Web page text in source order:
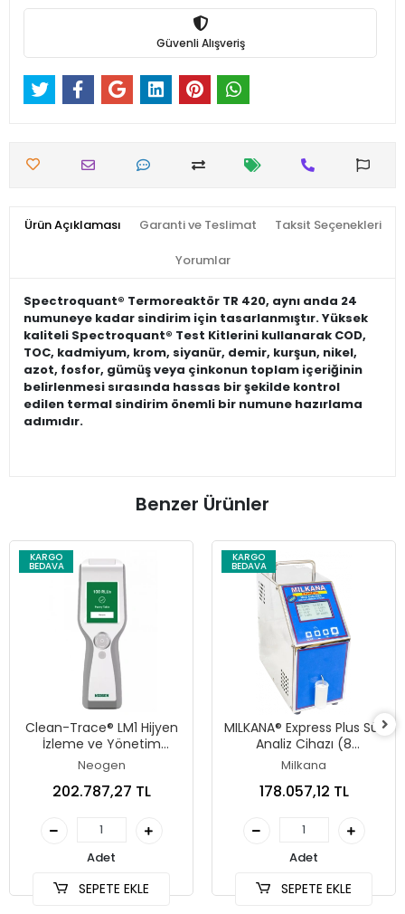
Güvenli Alışveriş
Ürün Açıklaması Garanti ve Teslimat Taksit Seçenekleri
Yorumlar
Spectroquant® Termoreaktör TR 420, aynı anda 24
numuneye kadar sindirim için tasarlanmıştır. Yüksek
kaliteli Spectroquant® Test Kitlerini kullanarak COD,
TOC, kadmiyum, krom, siyanür, demir, kurşun, nikel,
azot, fosfor, gümüş veya çinkonun toplam içeriğinin
belirlenmesi sırasında hassas bir şekilde kontrol
edilen termal sindirim önemli bir numune hazırlama
adımıdır.
Benzer Ürünler
KARGO
BEDAVA
Clean-Trace® LM1 Hijyen
İzleme ve Yönetim
Sistemi (Lüminometre)
Neogen
202.787,27 TL
Adet
SEPETE EKLE
KARGO
BEDAVA
MILKANA® Express Plus Süt
Analiz Cihazı (8
Parametre / 45 Saniye)
Milkana
178.057,12 TL
Adet
SEPETE EKLE